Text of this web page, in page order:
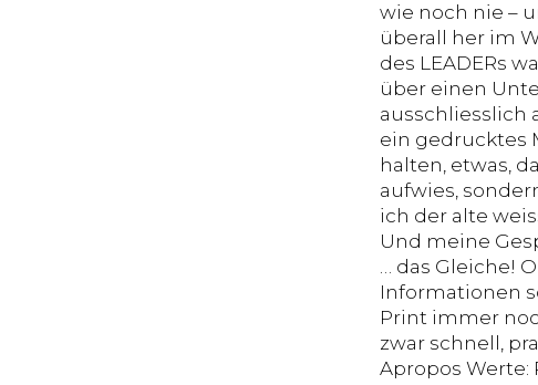
wie noch nie –
überall her im
des LEADERs
über einen
ausschliesslich
ein gedrucktes
halten, etwas,
aufwies,
ich der alte
Und meine
… das Gleiche!
Informationen
Print immer
zwar schnell,
Apropos